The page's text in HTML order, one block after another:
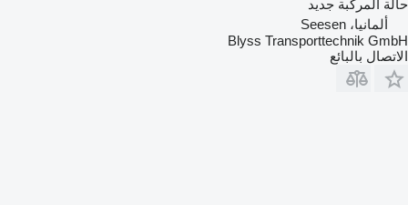
حالة المركبة جديد
ألمانيا، Seesen
Blyss Transporttechnik GmbH
الاتصال بالبائع